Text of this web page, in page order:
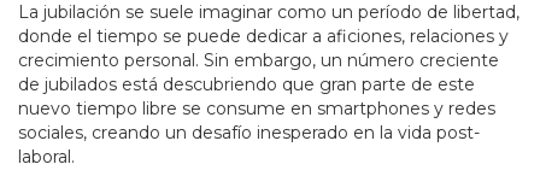
La jubilación se suele imaginar como un período de libertad,
donde el tiempo se puede dedicar a aficiones, relaciones y
crecimiento personal. Sin embargo, un número creciente
de jubilados está descubriendo que gran parte de este
nuevo tiempo libre se consume en smartphones y redes
sociales, creando un desafío inesperado en la vida post-
laboral.